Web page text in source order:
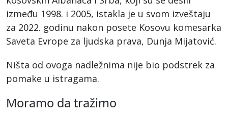
između 1998. i 2005, istakla je u svom izveštaju
za 2022. godinu nakon posete Kosovu komesarka
Saveta Evrope za ljudska prava, Dunja Mijatović.
Ništa od ovoga nadležnima nije bio podstrek za
pomake u istragama.
Moramo da tražimo